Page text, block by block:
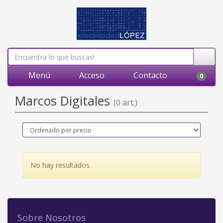
Menú Acceso Contacto 0
Marcos Digitales (0 art.)
No hay resultados.
Sobre Nosotros